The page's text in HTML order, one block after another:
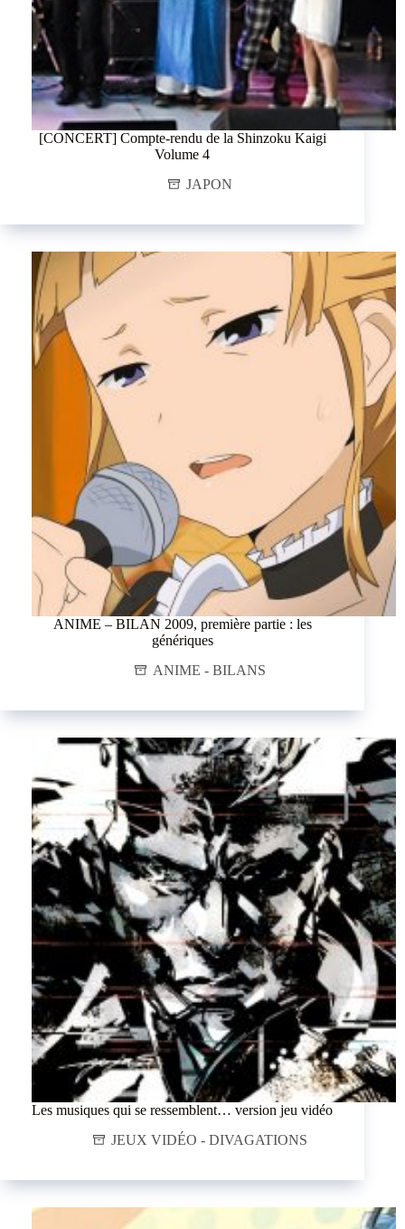
[CONCERT] Compte-rendu de la Shinzoku Kaigi
Volume 4
JAPON
ANIME – BILAN 2009, première partie : les
génériques
ANIME - BILANS
Les musiques qui se ressemblent… version jeu vidéo
JEUX VIDÉO - DIVAGATIONS